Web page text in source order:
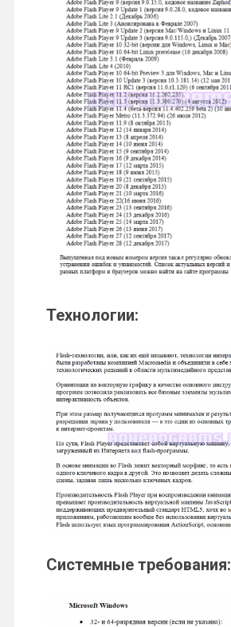
Технологии:
Системные требования: